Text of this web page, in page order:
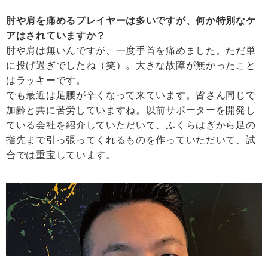
肘や肩を痛めるプレイヤーは多いですが、何か特別なケ
アはされていますか？
肘や肩は無いんですが、一度手首を痛めました。ただ単
に投げ過ぎでしたね（笑）。大きな故障が無かったこと
はラッキーです。
でも最近は足腰が辛くなって来ています。皆さん同じで
加齢と共に苦労していますね。以前サポーターを開発し
ている会社を紹介していただいて、ふくらはぎから足の
指先まで引っ張ってくれるものを作っていただいて、試
合では重宝しています。